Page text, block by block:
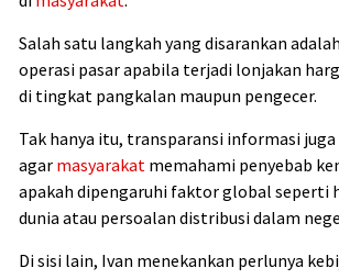
Salah satu langkah yang disarankan
operasi pasar apabila terjadi lonjakan
di tingkat pangkalan maupun pengecer.
Tak hanya itu, transparansi informasi
agar masyarakat memahami penyebab
apakah dipengaruhi faktor global seperti
dunia atau persoalan distribusi dalam
Di sisi lain, Ivan menekankan perlunya